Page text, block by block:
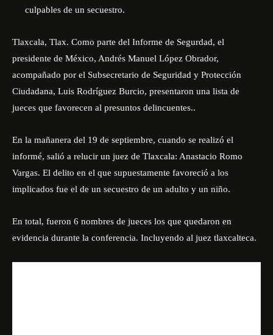
culpables de un secuestro.
Tlaxcala, Tlax. Como parte del Informe de Segurdad, el
presidente de México, Andrés Manuel López Obrador,
acompañado por el Subsecretario de Seguridad y Protección
Ciudadana, Luis Rodríguez Burcio, presentaron una lista de
jueces que favorecen al presuntos delincuentes..
En la mañanera del 19 de septiembre, cuando se realizó el
informé, salió a relucir un juez de Tlaxcala: Anastacio Romo
Vargas. El delito en el que supuestamente favoreció a los
implicados fue el de un secuestro de un adulto y un niño.
En total, fueron 6 nombres de jueces los que quedaron en
evidencia durante la conferencia. Incluyendo al juez tlaxcalteca.